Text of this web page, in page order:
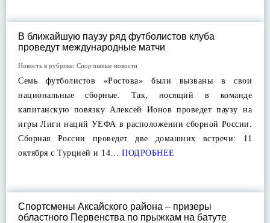
В ближайшую паузу ряд футболистов клуба
проведут международные матчи
Новость в рубрике: Спортивные новости
Семь футболистов «Ростова» были вызваны в свои
национальные сборные. Так, носящий в команде
капитанскую повязку Алексей Ионов проведет паузу на
игры Лиги наций УЕФА в расположении сборной России.
Сборная России проведет две домашних встречи: 11
октября с Турцией и 14… ПОДРОБНЕЕ
Спортсмены Аксайского района – призеры
областного Первенства по прыжкам на батуте